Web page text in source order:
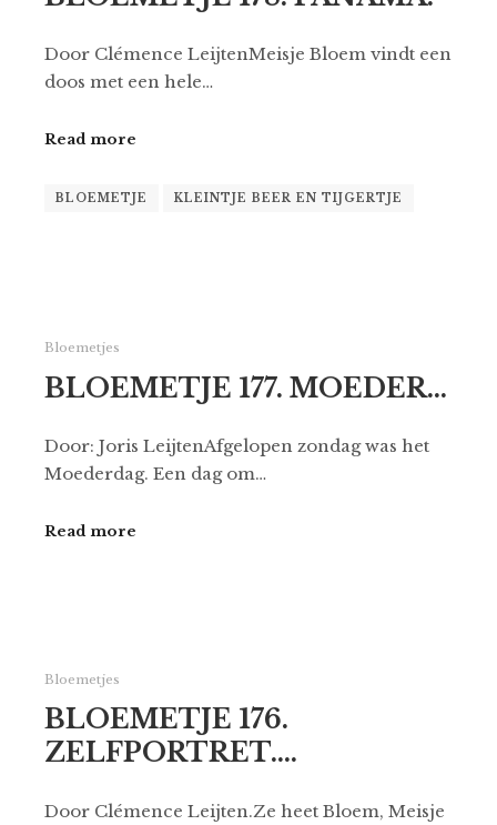
Door Clémence LeijtenMeisje Bloem vindt een
doos met een hele…
Read more
BLOEMETJE KLEINTJE BEER EN TIJGERTJE
Bloemetjes
BLOEMETJE 177. MOEDER…
Door: Joris LeijtenAfgelopen zondag was het
Moederdag. Een dag om…
Read more
Bloemetjes
BLOEMETJE 176.
ZELFPORTRET….
Door Clémence Leijten.Ze heet Bloem, Meisje